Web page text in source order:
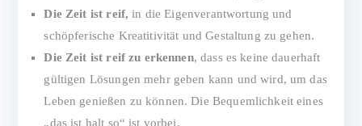
Die Zeit ist reif, in die Eigenverantwortung und
schöpferische Kreatitivität und Gestaltung zu gehen.
Die Zeit ist reif zu erkennen, dass es keine dauerhaft
gültigen Lösungen mehr geben kann und wird, um das
Leben genießen zu können. Die Bequemlichkeit eines
„das ist halt so“ ist vorbei.